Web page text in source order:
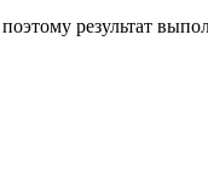
результат